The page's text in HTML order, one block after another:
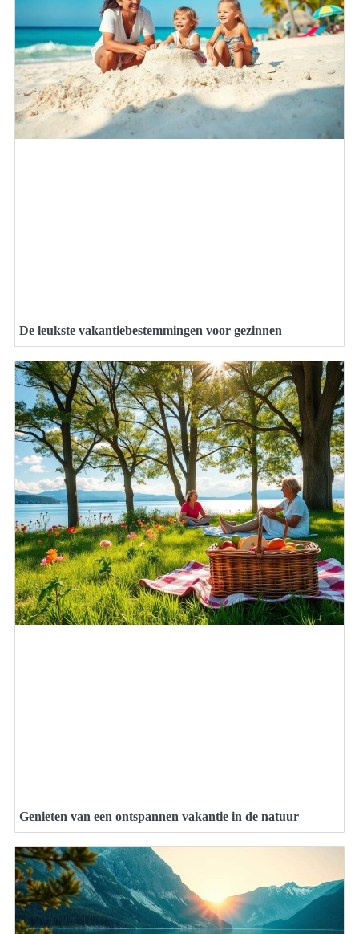
De leukste vakantiebestemmingen voor gezinnen
Genieten van een ontspannen vakantie in de natuur